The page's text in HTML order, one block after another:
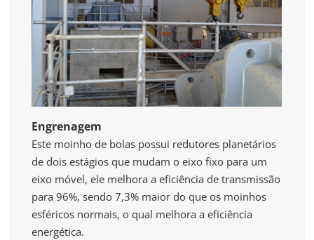
Engrenagem
Este moinho de bolas possui redutores planetários
de dois estágios que mudam o eixo fixo para um
eixo móvel, ele melhora a eficiência de transmissão
para 96%, sendo 7,3% maior do que os moinhos
esféricos normais, o qual melhora a eficiência
energética.